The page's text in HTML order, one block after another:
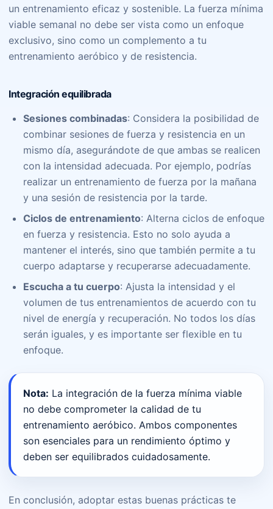
un entrenamiento eficaz y sostenible. La fuerza mínima
viable semanal no debe ser vista como un enfoque
exclusivo, sino como un complemento a tu
entrenamiento aeróbico y de resistencia.
Integración equilibrada
Sesiones combinadas: Considera la posibilidad de
combinar sesiones de fuerza y resistencia en un
mismo día, asegurándote de que ambas se realicen
con la intensidad adecuada. Por ejemplo, podrías
realizar un entrenamiento de fuerza por la mañana
y una sesión de resistencia por la tarde.
Ciclos de entrenamiento: Alterna ciclos de enfoque
en fuerza y resistencia. Esto no solo ayuda a
mantener el interés, sino que también permite a tu
cuerpo adaptarse y recuperarse adecuadamente.
Escucha a tu cuerpo: Ajusta la intensidad y el
volumen de tus entrenamientos de acuerdo con tu
nivel de energía y recuperación. No todos los días
serán iguales, y es importante ser flexible en tu
enfoque.
Nota: La integración de la fuerza mínima viable
no debe comprometer la calidad de tu
entrenamiento aeróbico. Ambos componentes
son esenciales para un rendimiento óptimo y
deben ser equilibrados cuidadosamente.
En conclusión, adoptar estas buenas prácticas te